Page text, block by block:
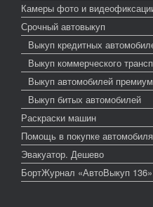
Камеры фото и
Срочный автовыкуп
Выкуп кредитных
Выкуп коммерческого
Выкуп автомобилей
Выкуп битых автомобилей
Раскраски машин
Помощь в покупке
Эвакуатор. Дешево
БортЖурнал «АвтоВыкуп 136»